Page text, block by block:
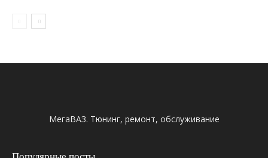
МегаВАЗ. Тюнинг, ремонт, обслуживание